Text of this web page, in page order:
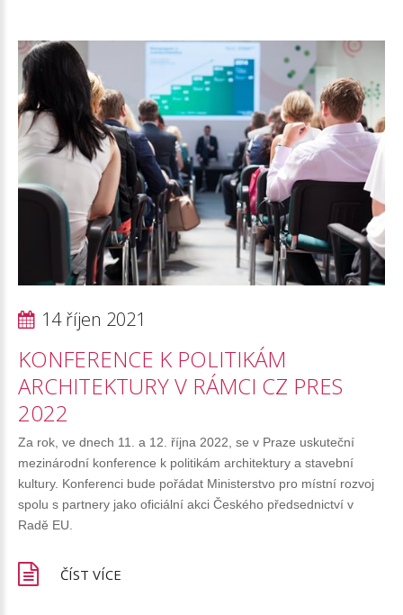
14 říjen 2021
KONFERENCE K POLITIKÁM
ARCHITEKTURYV RÁMCI CZ PRES
2022
Za rok, ve dnech 11. a 12. října 2022, se v Praze uskuteční
mezinárodní konference k politikám architektury a stavební
kultury. Konferenci bude pořádat Ministerstvo pro místní rozvoj
spolu s partnery jako oficiální akci Českého předsednictví v
Radě EU.
ČÍST VÍCE